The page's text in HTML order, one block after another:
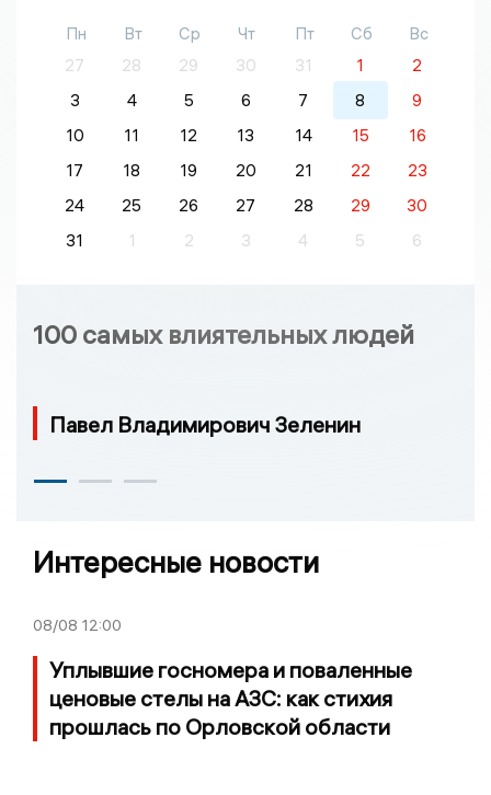
Пн Вт Ср Чт Пт Сб
Вс
27
28 29 30 31 1
2
3
4 5 6 7 8
9
10
11 12 13 14 15
16
17
18 19 20 21 22
23
24
25 26 27 28 29
30
31
1 2 3 4 5 6
100 самых влиятельных людей
Павел Владимирович Зеленин
Интересные новости
08/08 12:00
Уплывшие госномера и поваленные
ценовые стелы на АЗС: как стихия
прошлась по Орловской области